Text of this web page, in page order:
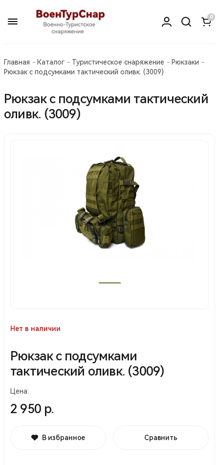
0
Главная Каталог Туристическое снаряжение
Рюкзаки
Рюкзак с подсумками тактический оливк. (3009)
Рюкзак с подсумками тактический
оливк. (3009)
Нет в наличии
Рюкзак с подсумками
тактический оливк. (3009)
Цена:
2 950 р.
В избранное Сравнить